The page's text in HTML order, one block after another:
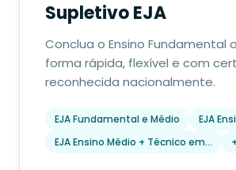
Supletivo EJA
Conclua o Ensino Fundamental
forma rápida, flexível e com
reconhecida nacionalmente.
EJA Fundamental e Médio
EJA
EJA Ensino Médio + Técnico em…